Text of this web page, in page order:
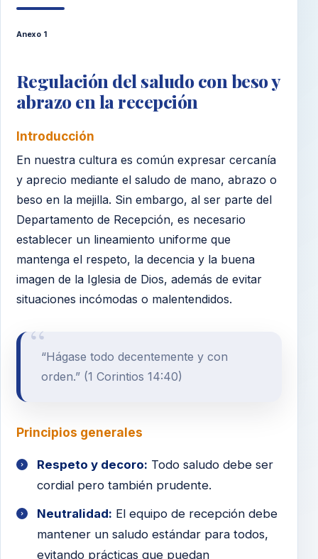
8. Evaluación del servicio
Anexo 1. Regulación del saludo
Anexo 3. En casos de contingencia
Anexo 1
Regulación del saludo con beso y
abrazo en la recepción
Introducción
En nuestra cultura es común expresar cercanía
y aprecio mediante el saludo de mano, abrazo o
beso en la mejilla. Sin embargo, al ser parte del
Departamento de Recepción, es necesario
establecer un lineamiento uniforme que
mantenga el respeto, la decencia y la buena
imagen de la Iglesia de Dios, además de evitar
situaciones incómodas o malentendidos.
“Hágase todo decentemente y con
orden.” (1 Corintios 14:40)
Principios generales
Respeto y decoro: Todo saludo debe ser
cordial pero también prudente.
Neutralidad: El equipo de recepción debe
mantener un saludo estándar para todos,
evitando prácticas que puedan